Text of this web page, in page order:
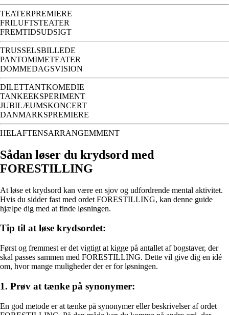
TEATERPREMIERE
FRILUFTSTEATER
FREMTIDSUDSIGT
TRUSSELSBILLEDE
PANTOMIMETEATER
DOMMEDAGSVISION
DILETTANTKOMEDIE
TANKEEKSPERIMENT
JUBILÆUMSKONCERT
DANMARKSPREMIERE
HELAFTENSARRANGEMMENT
Sådan løser du krydsord med
FORESTILLING
At løse et krydsord kan være en sjov og udfordrende mental aktivitet.
Hvis du sidder fast med ordet FORESTILLING, kan denne guide
hjælpe dig med at finde løsningen.
Tip til at løse krydsordet:
Først og fremmest er det vigtigt at kigge på antallet af bogstaver, der
skal passes sammen med FORESTILLING. Dette vil give dig en idé
om, hvor mange muligheder der er for løsningen.
1. Prøv at tænke på synonymer:
En god metode er at tænke på synonymer eller beskrivelser af ordet